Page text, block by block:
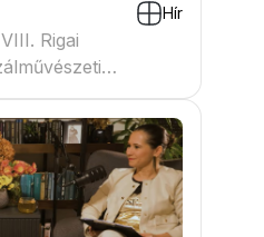
Hír
Rigai